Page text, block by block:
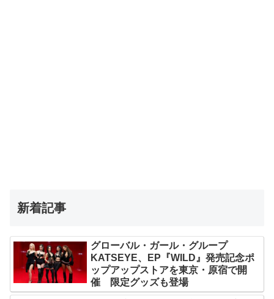
新着記事
グローバル・ガール・グループ
KATSEYE、EP『WILD』発売記念ポ
ップアップストアを東京・原宿で開
催 限定グッズも登場